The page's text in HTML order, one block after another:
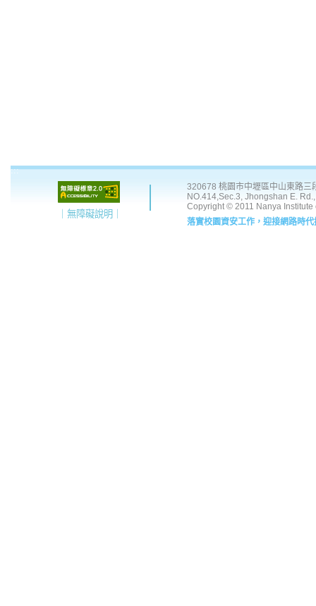
:::
｜無障礙說明｜
320678 桃園市中壢區中山東路
NO.414,Sec.3, Jhongshan E.
Copyright © 2011 Nanya Institute
落實校園資安工作，迎接網路